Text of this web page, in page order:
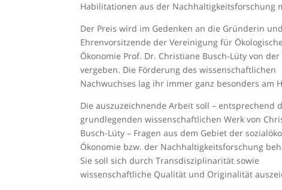
Habilitationen aus der Nachhaltigkeitsforschung
Der Preis wird im Gedenken an die Gründerin und
Ehrenvorsitzende der Vereinigung für Ökologische
Ökonomie Prof. Dr. Christiane Busch-Lüty von der
vergeben. Die Förderung des wissenschaftlichen
Nachwuchses lag ihr immer ganz besonders am
Die auszuzeichnende Arbeit soll – entsprechend
grundlegenden wissenschaftlichen Werk von
Busch-Lüty – Fragen aus dem Gebiet der
Ökonomie bzw. der Nachhaltigkeitsforschung
Sie soll sich durch Transdisziplinarität sowie
wissenschaftliche Qualität und Originalität